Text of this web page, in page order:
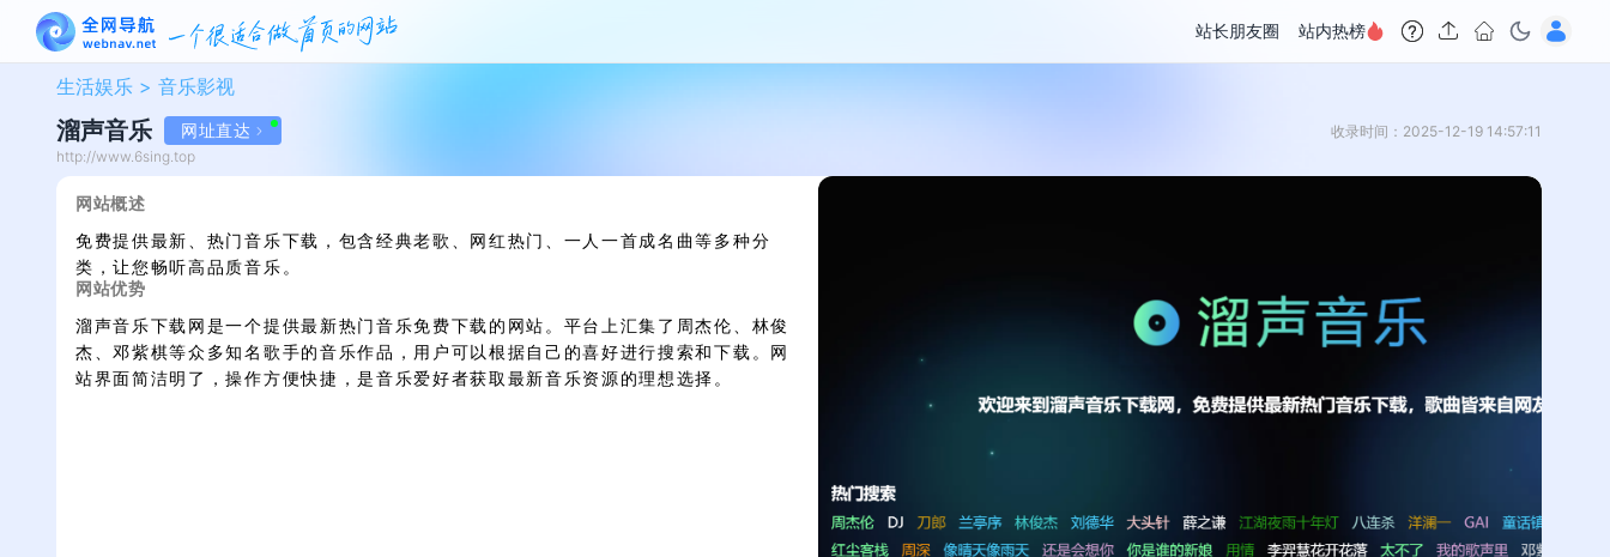
站长朋友圈 站内热榜
生活娱乐 >音乐影视
溜声音乐 网址直达
收录时间：2025-12-19 14:57:11
http://www.6sing.top
网站概述
免费提供最新、热门音乐下载，包含经典老歌、网红热门、一人一首成名曲等多种分
类，让您畅听高品质音乐。
网站优势
溜声音乐下载网是一个提供最新热门音乐免费下载的网站。平台上汇集了周杰伦、林俊
杰、邓紫棋等众多知名歌手的音乐作品，用户可以根据自己的喜好进行搜索和下载。网
站界面简洁明了，操作方便快捷，是音乐爱好者获取最新音乐资源的理想选择。